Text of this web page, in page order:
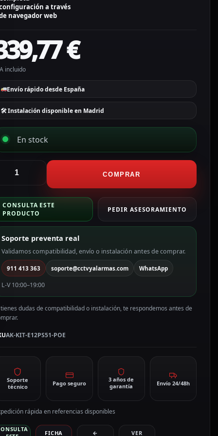
a través
navegador web
€
incluido
Envío rápido desde España
🛠 Instalación disponible en Madrid
En stock
COMPRAR
CONSULTA ESTE
PRODUCTO
PEDIR ASESORAMIENTO
Soporte preventa real
Validamos compatibilidad, envío o instalación antes de comprar.
911 413 363 soporte@cctvyalarmas.com WhatsApp
L-V 10:00–19:00
dudas de compatibilidad o instalación, te respondemos antes de
AK-KIT-E12PS51-POE
Soporte
técnico
Pago seguro
3 años de
garantía
Envío 24/48h
rápida en referencias disponibles
FICHA
←
VER